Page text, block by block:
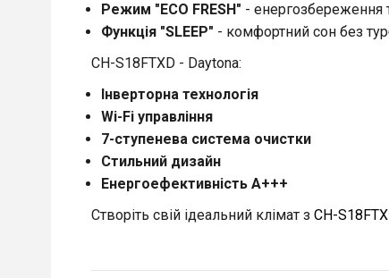
Режим "ECO FRESH" - енергозбереження
Функція "SLEEP" - комфортний сон без
CH-S18FTXD - Daytona:
Інверторна технологія
Wi-Fi управління
7-ступенева система очистки
Стильний дизайн
Енергоефективність A+++
Створіть свій ідеальний клімат з CH-